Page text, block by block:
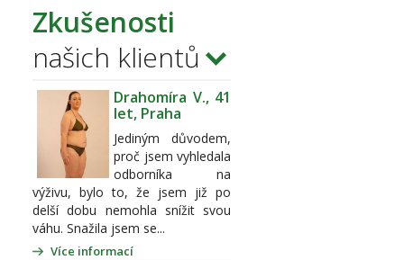
Zkušenosti
našich klientů
Drahomíra V., 41
let, Praha
Jediným důvodem,
proč jsem vyhledala
odborníka na
výživu, bylo to, že jsem již po
delší dobu nemohla snížit svou
váhu. Snažila jsem se...
Více informací